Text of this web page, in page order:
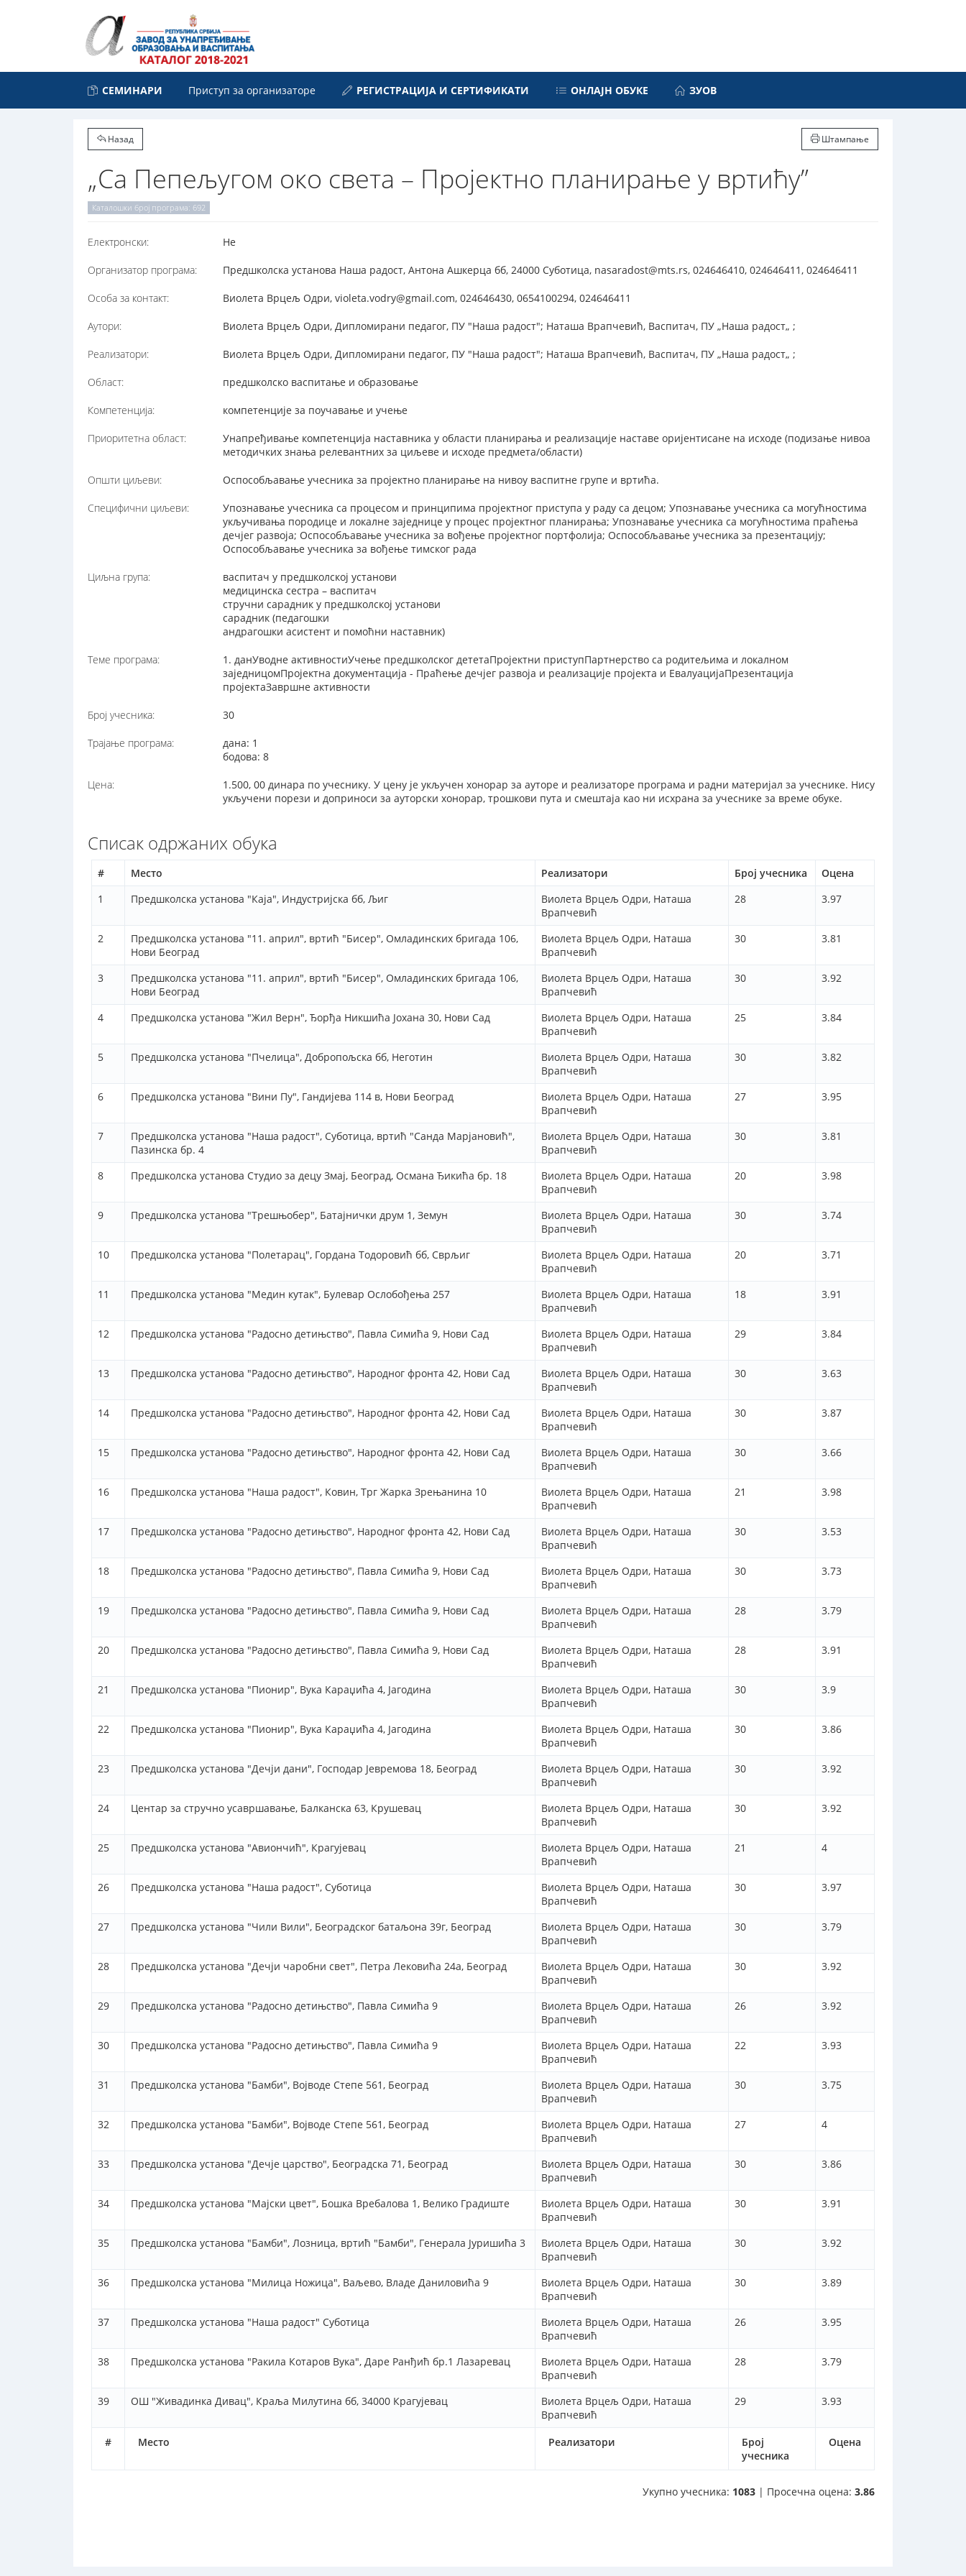
СЕМИНАРИ Приступ за организаторе РЕГИСТРАЦИЈА И СЕРТИФИКАТИ ОНЛАЈН ОБУКЕ ЗУОВ
Назад Штампање
„Са Пепељугом око света – Пројектно планирање у вртићу”
Каталошки број програма: 692
Електронски: Не
Организатор програма: Предшколска установа Наша радост, Антона Ашкерца бб, 24000 Суботица, nasaradost@mts.rs, 024646410, 024646411, 024646411
Особа за контакт: Виолета Врцељ Одри, violeta.vodry@gmail.com, 024646430, 0654100294, 024646411
Аутори: Виолета Врцељ Одри, Дипломирани педагог, ПУ "Наша радост"; Наташа Врапчевић, Васпитач, ПУ „Наша радост„ ;
Реализатори: Виолета Врцељ Одри, Дипломирани педагог, ПУ "Наша радост"; Наташа Врапчевић, Васпитач, ПУ „Наша радост„ ;
Област: предшколско васпитање и образовање
Компетенција: компетенције за поучавање и учење
Приоритетна област:
Унапређивање компетенција наставника у области планирања и реализације наставе оријентисане на исходе (подизање нивоа
методичких знања релевантних за циљеве и исходе предмета/области)
Општи циљеви: Оспособљавање учесника за пројектно планирање на нивоу васпитне групе и вртића.
Специфични циљеви:
Упознавање учесника са процесом и принципима пројектног приступа у раду са децом; Упознавање учесника са могућностима
укључивања породице и локалне заједнице у процес пројектног планирања; Упознавање учесника са могућностима праћења
дечјег развоја; Оспособљавање учесника за вођење пројектног портфолија; Оспособљавање учесника за презентацију;
Оспособљавање учесника за вођење тимског рада
Циљна група:
васпитач у предшколској установи
медицинска сестра – васпитач
стручни сарадник у предшколској установи
сарадник (педагошки
андрагошки асистент и помоћни наставник)
Теме програма:
1. данУводне активностиУчење предшколског дететаПројектни приступПартнерство са родитељима и локалном
заједницомПројектна документација - Праћење дечјег развоја и реализације пројекта и ЕвалуацијаПрезентација
пројектаЗавршне активности
Број учесника: 30
Трајање програма:
дана: 1
бодова: 8
Цена:
1.500, 00 динара по учеснику. У цену је укључен хонорар за ауторе и реализаторе програма и радни материјал за учеснике. Нису
укључени порези и доприноси за ауторски хонорар, трошкови пута и смештаја као ни исхрана за учеснике за време обуке.
Списак одржаних обука
# Место Реализатори Број учесника Оцена
# Место Реализатори
Број
учесника
Оцена
1 Предшколска установа "Каја", Индустријска бб, Љиг
Виолета Врцељ Одри, Наташа
Врапчевић
28 3.97
2
Предшколска установа "11. април", вртић "Бисер", Омладинских бригада 106,
Нови Београд
Виолета Врцељ Одри, Наташа
Врапчевић
30 3.81
3
Предшколска установа "11. април", вртић "Бисер", Омладинских бригада 106,
Нови Београд
Виолета Врцељ Одри, Наташа
Врапчевић
30 3.92
4 Предшколска установа "Жил Верн", Ђорђа Никшића Јохана 30, Нови Сад
Виолета Врцељ Одри, Наташа
Врапчевић
25 3.84
5 Предшколска установа "Пчелица", Добропољска бб, Неготин
Виолета Врцељ Одри, Наташа
Врапчевић
30 3.82
6 Предшколска установа "Вини Пу", Гандијева 114 в, Нови Београд
Виолета Врцељ Одри, Наташа
Врапчевић
27 3.95
7
Предшколска установа "Наша радост", Суботица, вртић "Санда Марјановић",
Пазинска бр. 4
Виолета Врцељ Одри, Наташа
Врапчевић
30 3.81
8 Предшколска установа Студио за децу Змај, Београд, Османа Ђикића бр. 18
Виолета Врцељ Одри, Наташа
Врапчевић
20 3.98
9 Предшколска установа "Трешњобер", Батајнички друм 1, Земун
Виолета Врцељ Одри, Наташа
Врапчевић
30 3.74
10 Предшколска установа "Полетарац", Гордана Тодоровић бб, Сврљиг
Виолета Врцељ Одри, Наташа
Врапчевић
20 3.71
11 Предшколска установа "Медин кутак", Булевар Ослобођења 257
Виолета Врцељ Одри, Наташа
Врапчевић
18 3.91
12 Предшколска установа "Радосно детињство", Павла Симића 9, Нови Сад
Виолета Врцељ Одри, Наташа
Врапчевић
29 3.84
13 Предшколска установа "Радосно детињство", Народног фронта 42, Нови Сад
Виолета Врцељ Одри, Наташа
Врапчевић
30 3.63
14 Предшколска установа "Радосно детињство", Народног фронта 42, Нови Сад
Виолета Врцељ Одри, Наташа
Врапчевић
30 3.87
15 Предшколска установа "Радосно детињство", Народног фронта 42, Нови Сад
Виолета Врцељ Одри, Наташа
Врапчевић
30 3.66
16 Предшколска установа "Наша радост", Ковин, Трг Жарка Зрењанина 10
Виолета Врцељ Одри, Наташа
Врапчевић
21 3.98
17 Предшколска установа "Радосно детињство", Народног фронта 42, Нови Сад
Виолета Врцељ Одри, Наташа
Врапчевић
30 3.53
18 Предшколска установа "Радосно детињство", Павла Симића 9, Нови Сад
Виолета Врцељ Одри, Наташа
Врапчевић
30 3.73
19 Предшколска установа "Радосно детињство", Павла Симића 9, Нови Сад
Виолета Врцељ Одри, Наташа
Врапчевић
28 3.79
20 Предшколска установа "Радосно детињство", Павла Симића 9, Нови Сад
Виолета Врцељ Одри, Наташа
Врапчевић
28 3.91
21 Предшколска установа "Пионир", Вука Караџића 4, Јагодина
Виолета Врцељ Одри, Наташа
Врапчевић
30 3.9
22 Предшколска установа "Пионир", Вука Караџића 4, Јагодина
Виолета Врцељ Одри, Наташа
Врапчевић
30 3.86
23 Предшколска установа "Дечји дани", Господар Јевремова 18, Београд
Виолета Врцељ Одри, Наташа
Врапчевић
30 3.92
24 Центар за стручно усавршавање, Балканска 63, Крушевац
Виолета Врцељ Одри, Наташа
Врапчевић
30 3.92
25 Предшколска установа "Авиончић", Крагујевац
Виолета Врцељ Одри, Наташа
Врапчевић
21 4
26 Предшколска установа "Наша радост", Суботица
Виолета Врцељ Одри, Наташа
Врапчевић
30 3.97
27 Предшколска установа "Чили Вили", Београдског батаљона 39г, Београд
Виолета Врцељ Одри, Наташа
Врапчевић
30 3.79
28 Предшколска установа "Дечји чаробни свет", Петра Лековића 24а, Београд
Виолета Врцељ Одри, Наташа
Врапчевић
30 3.92
29 Предшколска установа "Радосно детињство", Павла Симића 9
Виолета Врцељ Одри, Наташа
Врапчевић
26 3.92
30 Предшколска установа "Радосно детињство", Павла Симића 9
Виолета Врцељ Одри, Наташа
Врапчевић
22 3.93
31 Предшколска установа "Бамби", Војводе Степе 561, Београд
Виолета Врцељ Одри, Наташа
Врапчевић
30 3.75
32 Предшколска установа "Бамби", Војводе Степе 561, Београд
Виолета Врцељ Одри, Наташа
Врапчевић
27 4
33 Предшколска установа "Дечје царство", Београдска 71, Београд
Виолета Врцељ Одри, Наташа
Врапчевић
30 3.86
34 Предшколска установа "Мајски цвет", Бошка Вребалова 1, Велико Градиште
Виолета Врцељ Одри, Наташа
Врапчевић
30 3.91
35 Предшколска установа "Бамби", Лозница, вртић "Бамби", Генерала Јуришића 3
Виолета Врцељ Одри, Наташа
Врапчевић
30 3.92
36 Предшколска установа "Милица Ножица", Ваљево, Владе Даниловића 9
Виолета Врцељ Одри, Наташа
Врапчевић
30 3.89
37 Предшколска установа "Наша радост" Суботица
Виолета Врцељ Одри, Наташа
Врапчевић
26 3.95
38 Предшколска установа "Ракила Котаров Вука", Даре Ранђић бр.1 Лазаревац
Виолета Врцељ Одри, Наташа
Врапчевић
28 3.79
39 ОШ "Живадинка Дивац", Краља Милутина бб, 34000 Крагујевац
Виолета Врцељ Одри, Наташа
Врапчевић
29 3.93
Укупно учесника: 1083 | Просечна оцена: 3.86